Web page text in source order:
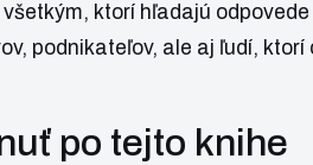
ktorí hľadajú
podnikateľov, ale aj ľudí,
po tejto knihe